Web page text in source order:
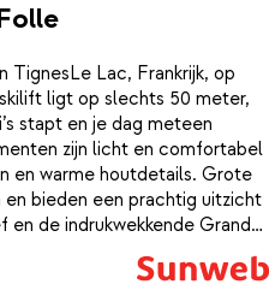
TignesLe Lac, Frankrijk, op
ligt op slechts 50 meter,
stapt en je dag meteen
zijn licht en comfortabel
en warme houtdetails. Grote
bieden een prachtig uitzicht
de indrukwekkende Grande
kom je hier heerlijk tot rust in
is ideaal: binnen een korte